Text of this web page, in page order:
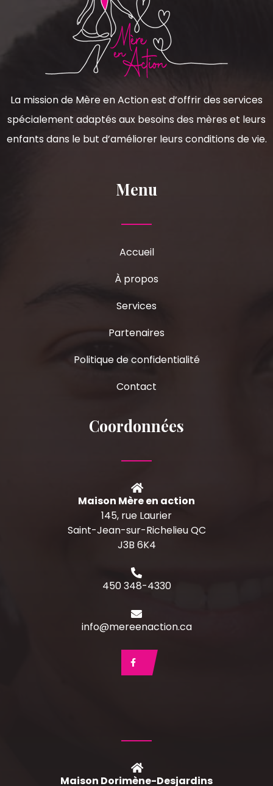
La mission de Mère en Action est d’offrir des services
spécialement adaptés aux besoins des mères et leurs
enfants dans le but d’améliorer leurs conditions de vie.
Menu
Accueil
À propos
Services
Partenaires
Politique de confidentialité
Contact
Coordonnées
Maison Mère en action
145, rue Laurier
Saint-Jean-sur-Richelieu QC
J3B 6K4
450 348-4330
info@mereenaction.ca
Maison Dorimène-Desjardins